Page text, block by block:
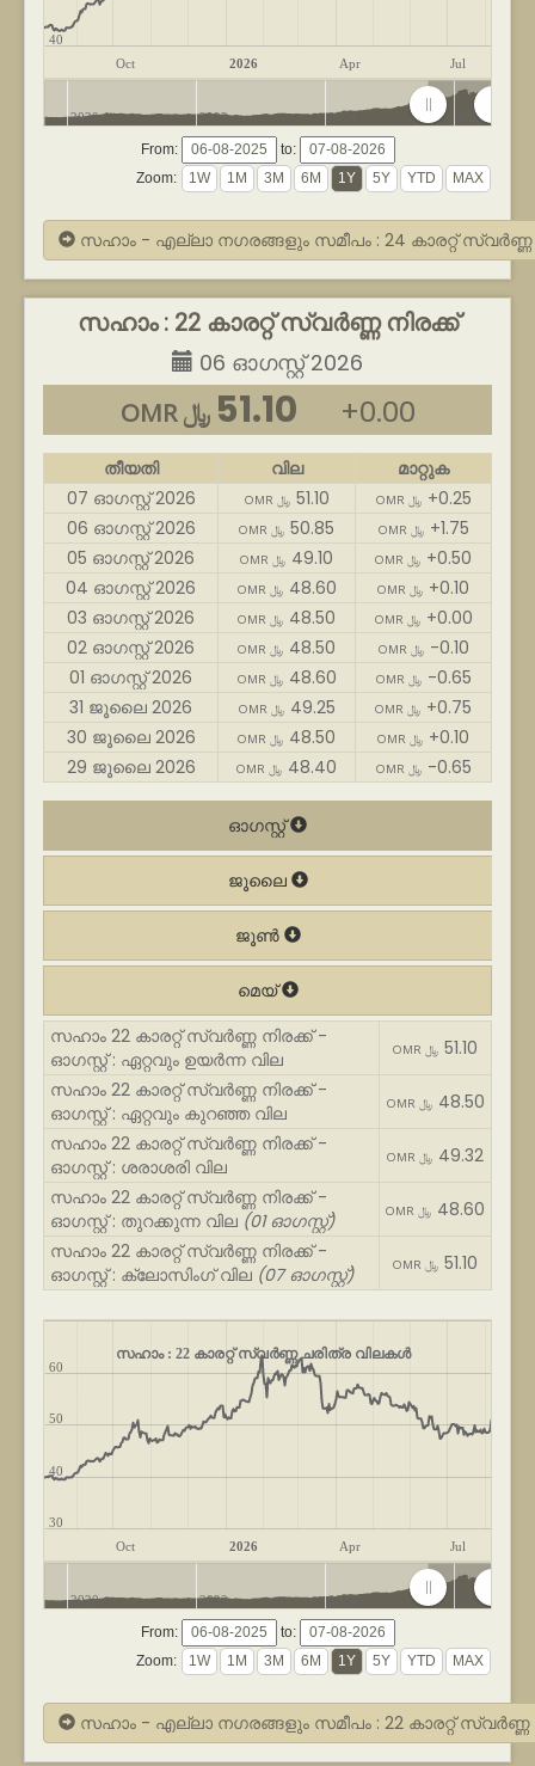
Oct 2026 Apr Jul
40
2020 2022 2024 2026
From:
to:
Zoom:
സഹാം - എല്ലാ നഗരങ്ങളും സമീപം : 24 കാരറ്റ് സ്വർണ്ണ
സഹാം : 22 കാരറ്റ് സ്വർണ്ണ നിരക്ക്
06 ഓഗസ്റ്റ് 2026
OMR ﷼ 51.10 +0.00
തീയതി വില
മാറ്റുക
07 ഓഗസ്റ്റ് 2026
OMR ﷼ 51.10 OMR ﷼ +0.25
06 ഓഗസ്റ്റ് 2026
OMR ﷼ 50.85 OMR ﷼ +1.75
05 ഓഗസ്റ്റ് 2026
OMR ﷼ 49.10 OMR ﷼ +0.50
04 ഓഗസ്റ്റ് 2026
OMR ﷼ 48.60 OMR ﷼ +0.10
03 ഓഗസ്റ്റ് 2026
OMR ﷼ 48.50 OMR ﷼ +0.00
02 ഓഗസ്റ്റ് 2026
OMR ﷼ 48.50 OMR ﷼ -0.10
01 ഓഗസ്റ്റ് 2026
OMR ﷼ 48.60 OMR ﷼ -0.65
31 ജൂലൈ 2026
OMR ﷼ 49.25 OMR ﷼ +0.75
30 ജൂലൈ 2026
OMR ﷼ 48.50 OMR ﷼ +0.10
29 ജൂലൈ 2026
OMR ﷼ 48.40 OMR ﷼ -0.65
ഓഗസ്റ്റ്
ജൂലൈ
ജൂൺ
മെയ്
സഹാം 22 കാരറ്റ് സ്വർണ്ണ നിരക്ക് -
ഓഗസ്റ്റ് : ഏറ്റവും ഉയർന്ന വില
OMR ﷼ 51.10
സഹാം 22 കാരറ്റ് സ്വർണ്ണ നിരക്ക് -
ഓഗസ്റ്റ് : ഏറ്റവും കുറഞ്ഞ വില
OMR ﷼ 48.50
സഹാം 22 കാരറ്റ് സ്വർണ്ണ നിരക്ക് -
ഓഗസ്റ്റ് : ശരാശരി വില
OMR ﷼ 49.32
സഹാം 22 കാരറ്റ് സ്വർണ്ണ നിരക്ക് -
ഓഗസ്റ്റ് : തുറക്കുന്ന വില (01 ഓഗസ്റ്റ്) OMR ﷼ 48.60
സഹാം 22 കാരറ്റ് സ്വർണ്ണ നിരക്ക് -
ഓഗസ്റ്റ് : ക്ലോസിംഗ് വില (07 ഓഗസ്റ്റ്) OMR ﷼ 51.10
സഹാം : 22 കാരറ്റ് സ്വർണ്ണ ചരിത്ര വിലകൾ
Oct 2026 Apr Jul
30
40
50
60
2020 2022 2024 2026
From:
to:
Zoom:
സഹാം - എല്ലാ നഗരങ്ങളും സമീപം : 22 കാരറ്റ് സ്വർണ്ണ